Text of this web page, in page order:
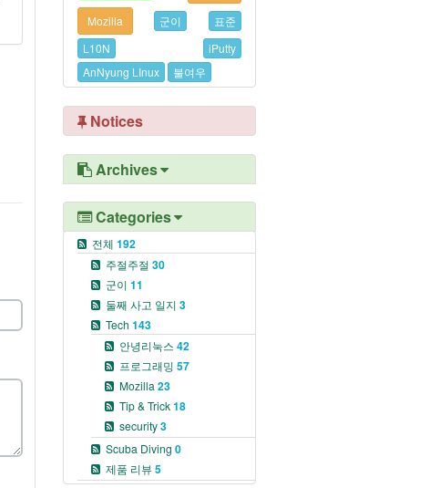
Mozilla
군이
표준
L10N
iPutty
AnNyung LInux
불여우
Notices
Archives
Categories
전체 192
주절주절 30
군이 11
둘째 사고 일지 3
Tech 143
안녕리눅스 42
프로그래밍 57
Mozilla 23
Tip & Trick18
security3
Scuba Diving 0
제품 리뷰 5